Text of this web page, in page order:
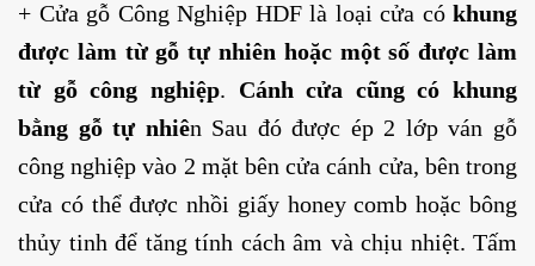
+ Cửa gỗ Công Nghiệp HDF là loại cửa có khung
được làm từ gỗ tự nhiên hoặc một số được làm
từ gỗ công nghiệp. Cánh cửa cũng có khung
bằng gỗ tự nhiên Sau đó được ép 2 lớp ván gỗ
công nghiệp vào 2 mặt bên cửa cánh cửa, bên trong
cửa có thể được nhồi giấy honey comb hoặc bông
thủy tinh để tăng tính cách âm và chịu nhiệt. Tấm